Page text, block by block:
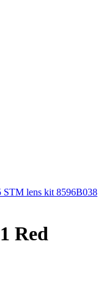
lens kit 8596B038
Red